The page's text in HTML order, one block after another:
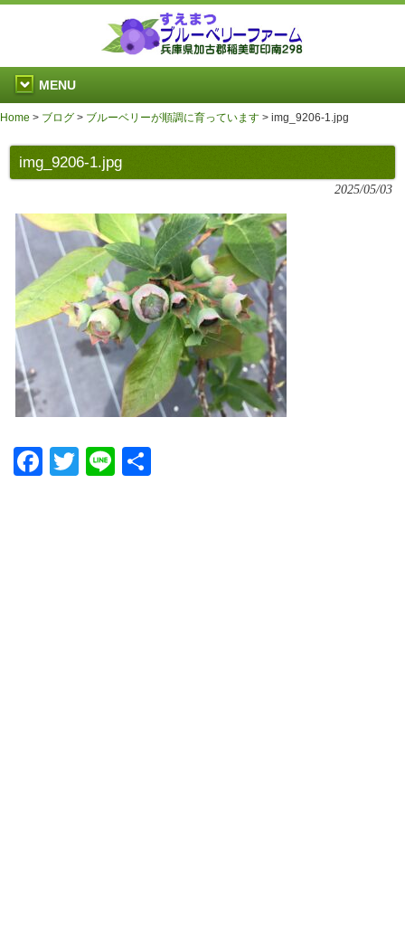
MENU
Home > ブログ > ブルーベリーが順調に育っています > img_9206-1.jpg
img_9206-1.jpg
2025/05/03
Facebook
Twitter
Line